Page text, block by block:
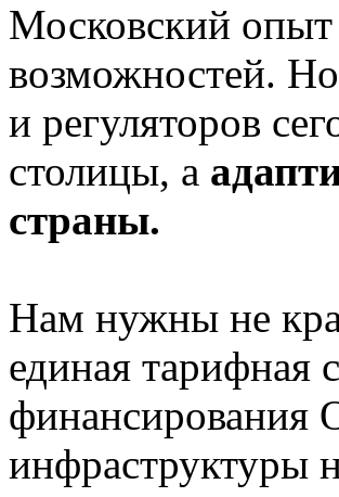
Московский опыт
возможностей.
и регуляторов
столицы, а
страны.
Нам нужны не
единая тарифная
финансирования
инфраструктуры